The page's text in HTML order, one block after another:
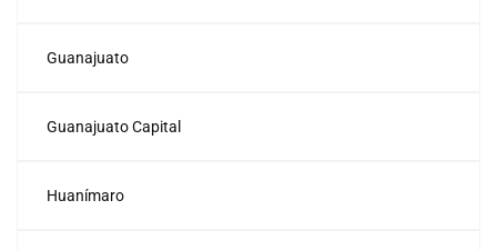
Guanajuato
Guanajuato Capital
Huanímaro